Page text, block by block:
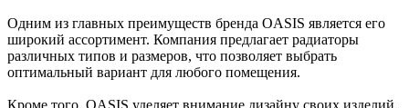
Одним из главных преимуществ бренда OASIS является его
широкий ассортимент. Компания предлагает радиаторы
различных типов и размеров, что позволяет выбрать
оптимальный вариант для любого помещения.